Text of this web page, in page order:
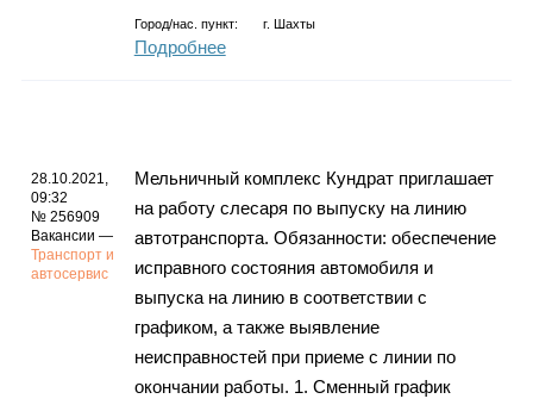
Город/нас. пункт: г. Шахты
Подробнее
28.10.2021,
09:32
№ 256909
Вакансии —
Транспорт и
автосервис
Мельничный комплекс Кундрат приглашает
на работу слесаря по выпуску на линию
автотранспорта. Обязанности: обеспечение
исправного состояния автомобиля и
выпуска на линию в соответствии с
графиком, а также выявление
неисправностей при приеме с линии по
окончании работы. 1. Сменный график